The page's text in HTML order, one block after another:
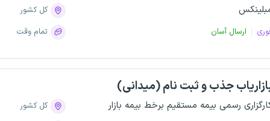
ارسال آسان
کل کشور
تمام وقت
جذب و ثبت نام (میدانی)
رسمی بیمه مستقیم برخط بیمه بازار
کل کشور